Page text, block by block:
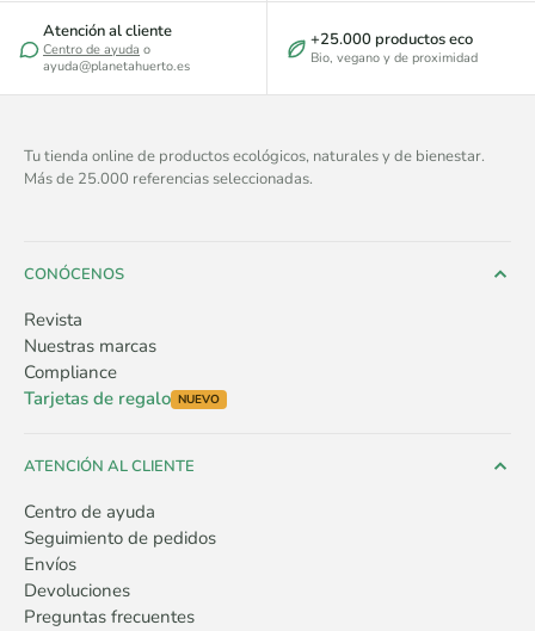
Atención al cliente
Centro de ayuda o
ayuda@planetahuerto.es
+25.000 productos eco
Bio, vegano y de proximidad
Tu tienda online de productos ecológicos, naturales y de bienestar.
Más de 25.000 referencias seleccionadas.
CONÓCENOS
Revista
Nuestras marcas
Compliance
Tarjetas de regalo NUEVO
ATENCIÓN AL CLIENTE
Centro de ayuda
Seguimiento de pedidos
Envíos
Devoluciones
Preguntas frecuentes